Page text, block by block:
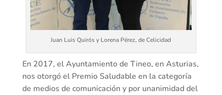
Juan Luis Quirós y Lorena Pérez, de Celicidad
En 2017, el Ayuntamiento de Tineo, en Asturias,
nos otorgó el Premio Saludable en la categoría
de medios de comunicación y por unanimidad del